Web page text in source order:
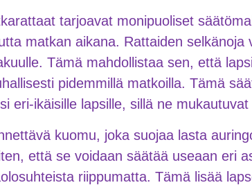
tarjoavat monipuoliset
matkan aikana. Rattaiden selkänoja
Tämä mahdollistaa sen, että
pidemmillä matkoilla. Tämä
eri-ikäisille lapsille, sillä ne
kuomu, joka suojaa lasta
että se voidaan säätää useaan eri
riippumatta. Tämä lisää